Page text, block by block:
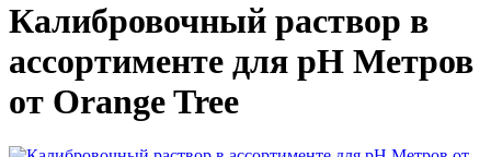
Калибровочный раствор в
ассортименте для pH Метров
от Orange Tree